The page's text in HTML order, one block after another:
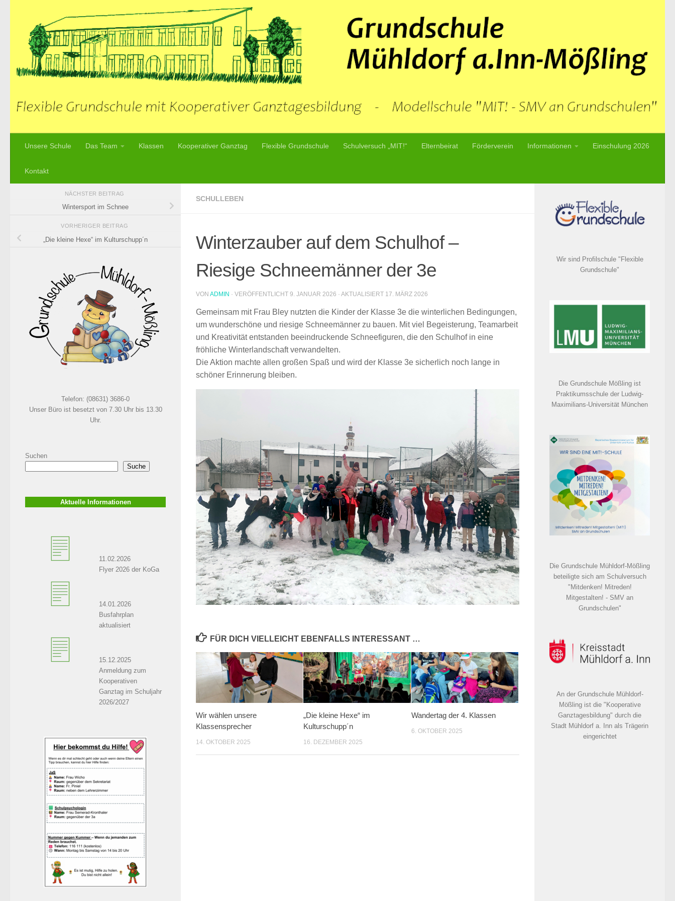
Unsere Schule Das Team Klassen Kooperativer Ganztag Flexible Grundschule Schulversuch „MIT!“ Elternbeirat Förderverein Informationen Einschulung 2026
Kontakt
SCHULLEBEN
Winterzauber auf dem Schulhof –
Riesige Schneemänner der 3e
VON ADMIN · VERÖFFENTLICHT 9. JANUAR 2026 · AKTUALISIERT 17. MÄRZ 2026
Gemeinsam mit Frau Bley nutzten die Kinder der Klasse 3e die winterlichen Bedingungen,
um wunderschöne und riesige Schneemänner zu bauen. Mit viel Begeisterung, Teamarbeit
und Kreativität entstanden beeindruckende Schneefiguren, die den Schulhof in eine
fröhliche Winterlandschaft verwandelten.
Die Aktion machte allen großen Spaß und wird der Klasse 3e sicherlich noch lange in
schöner Erinnerung bleiben.
FÜR DICH VIELLEICHT EBENFALLS INTERESSANT …
Wir wählen unsere
Klassensprecher
14. OKTOBER 2025
„Die kleine Hexe“ im
Kulturschupp´n
16. DEZEMBER 2025
Wandertag der 4. Klassen
6. OKTOBER 2025
NÄCHSTER BEITRAG
Wintersport im Schnee
VORHERIGER BEITRAG
„Die kleine Hexe“ im Kulturschupp´n
Telefon: (08631) 3686-0
Unser Büro ist besetzt von 7.30 Uhr bis 13.30
Uhr.
Suchen
Suche
Aktuelle Informationen
11.02.2026
Flyer 2026 der KoGa
14.01.2026
Busfahrplan
aktualisiert
15.12.2025
Anmeldung zum
Kooperativen
Ganztag im Schuljahr
2026/2027
Wir sind Profilschule "Flexible
Grundschule"
Die Grundschule Mößling ist
Praktikumsschule der Ludwig-
Maximilians-Universität München
Die Grundschule Mühldorf-Mößling
beteiligte sich am Schulversuch
"Mitdenken! Mitreden!
Mitgestalten! - SMV an
Grundschulen"
An der Grundschule Mühldorf-
Mößling ist die "Kooperative
Ganztagesbildung" durch die
Stadt Mühldorf a. Inn als Trägerin
eingerichtet